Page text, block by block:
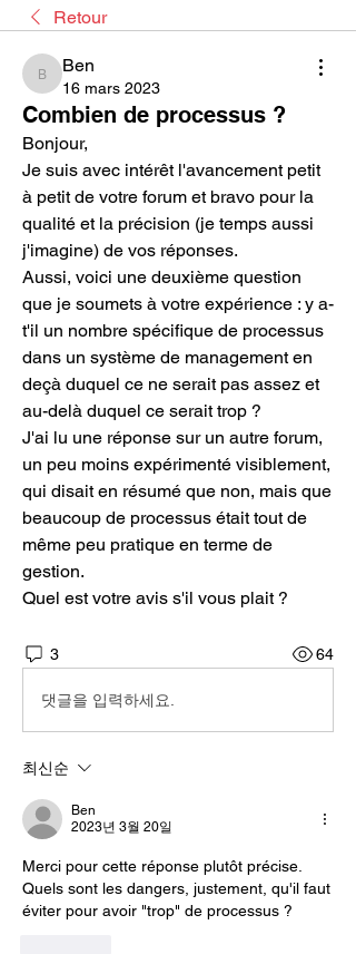
Retour
Ben
Ben
16 mars 2023
Combien de processus ?
Bonjour,
Je suis avec intérêt l'avancement petit
à petit de votre forum et bravo pour la
qualité et la précision (je temps aussi
j'imagine) de vos réponses.
Aussi, voici une deuxième question
que je soumets à votre expérience : y a-
t'il un nombre spécifique de processus
dans un système de management en
deçà duquel ce ne serait pas assez et
au-delà duquel ce serait trop ?
J'ai lu une réponse sur un autre forum,
un peu moins expérimenté visiblement,
qui disait en résumé que non, mais que
beaucoup de processus était tout de
même peu pratique en terme de
gestion.
Quel est votre avis s'il vous plait ?
3 64
댓글을 입력하세요.
최신순
Ben
2023년 3월 20일
Merci pour cette réponse plutôt précise.
Quels sont les dangers, justement, qu'il faut
éviter pour avoir "trop" de processus ?